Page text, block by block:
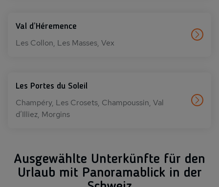
Val d’Héremence
Les Collon, Les Masses, Vex
Les Portes du Soleil
Champéry, Les Crosets, Champoussin, Val
d’Illiez, Morgins
Ausgewählte Unterkünfte für den
Urlaub mit Panoramablick in der